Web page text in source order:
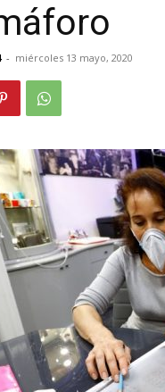
- miércoles 13 mayo, 2020